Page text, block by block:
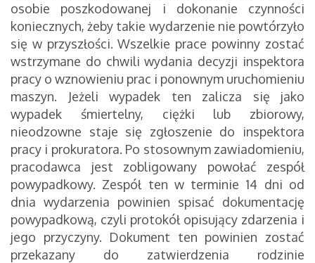
osobie poszkodowanej i dokonanie czynności
koniecznych, żeby takie wydarzenie nie powtórzyło
się w przyszłości. Wszelkie prace powinny zostać
wstrzymane do chwili wydania decyzji inspektora
pracy o wznowieniu prac i ponownym uruchomieniu
maszyn. Jeżeli wypadek ten zalicza się jako
wypadek śmiertelny, ciężki lub zbiorowy,
nieodzowne staje się zgłoszenie do inspektora
pracy i prokuratora. Po stosownym zawiadomieniu,
pracodawca jest zobligowany powołać zespół
powypadkowy. Zespół ten w terminie 14 dni od
dnia wydarzenia powinien spisać dokumentację
powypadkową, czyli protokół opisujący zdarzenia i
jego przyczyny. Dokument ten powinien zostać
przekazany do zatwierdzenia rodzinie